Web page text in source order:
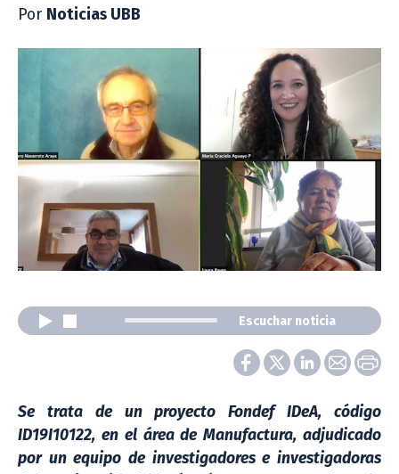
Por Noticias UBB
Escuchar noticia
Se trata de un proyectoFondef IDeA, código
ID19I10122, en el área de Manufactura, adjudicado
por un equipo de investigadores e investigadoras